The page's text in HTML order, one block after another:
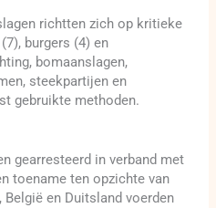
richtten zich op kritieke
burgers (4) en
bomaanslagen,
steekpartijen en
gebruikte methoden.
gearresteerd in verband met
toename ten opzichte van
België en Duitsland voerden